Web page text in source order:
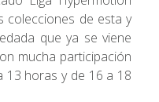
colecciones de esta y
que ya se viene
mucha participación
horas y de 16 a 18